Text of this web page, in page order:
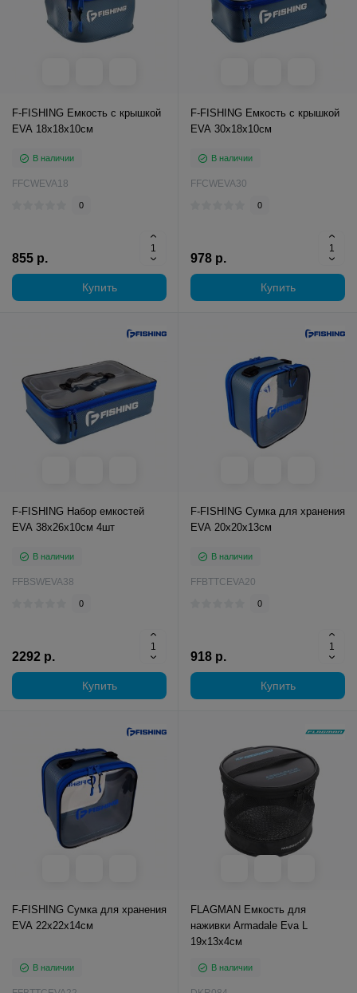
F-FISHING Емкость с крышкой
EVA 18х18х10см
В наличии
FFCWEVA18
0
855 р.
Купить
F-FISHING Емкость с крышкой
EVA 30х18х10см
В наличии
FFCWEVA30
0
978 р.
Купить
F-FISHING Набор емкостей
EVA 38х26х10см 4шт
В наличии
FFBSWEVA38
0
2292 р.
Купить
F-FISHING Сумка для хранения
EVA 20x20x13см
В наличии
FFBTTCEVA20
0
918 р.
Купить
F-FISHING Сумка для хранения
EVA 22x22x14см
В наличии
FLAGMAN Емкость для
наживки Armadale Eva L
19x13x4см
В наличии